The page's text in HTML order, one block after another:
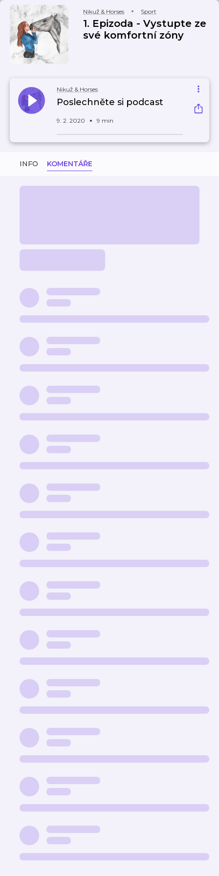
Nikuž & Horses Sport
1. Epizoda - Vystupte ze
své komfortní zóny
Nikuž & Horses
Poslechněte si podcast
9. 2. 2020 9 min
INFO KOMENTÁŘE